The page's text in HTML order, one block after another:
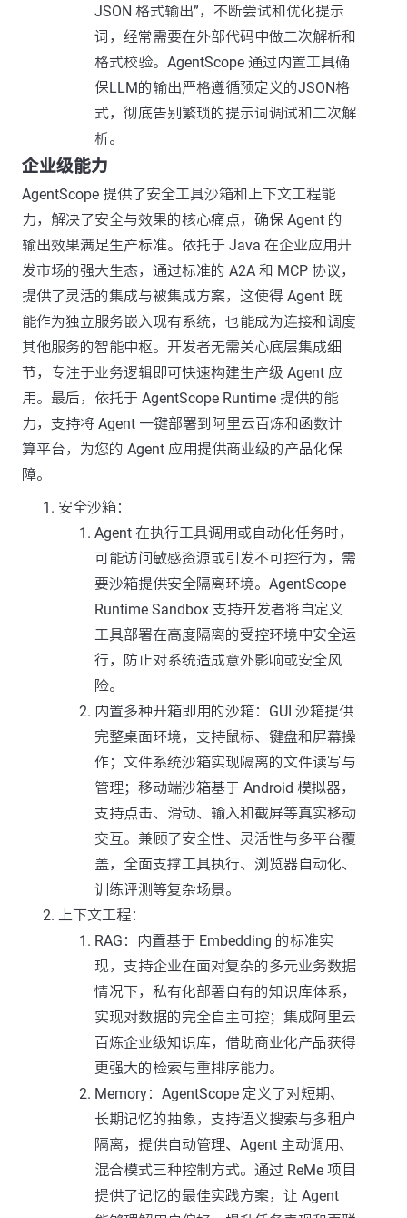
JSON 格式输出”，不断尝试和优化提示
词，经常需要在外部代码中做二次解析和
格式校验。AgentScope 通过内置工具确
保LLM的输出严格遵循预定义的JSON格
式，彻底告别繁琐的提示词调试和二次解
析。
企业级能力
AgentScope 提供了安全工具沙箱和上下文工程能
力，解决了安全与效果的核心痛点，确保 Agent 的
输出效果满足生产标准。依托于 Java 在企业应用开
发市场的强大生态，通过标准的 A2A 和 MCP 协议，
提供了灵活的集成与被集成方案，这使得 Agent 既
能作为独立服务嵌入现有系统，也能成为连接和调度
其他服务的智能中枢。开发者无需关心底层集成细
节，专注于业务逻辑即可快速构建生产级 Agent 应
用。最后，依托于 AgentScope Runtime 提供的能
力，支持将 Agent 一键部署到阿里云百炼和函数计
算平台，为您的 Agent 应用提供商业级的产品化保
障。
安全沙箱：
Agent 在执行工具调用或自动化任务时，
可能访问敏感资源或引发不可控行为，需
要沙箱提供安全隔离环境。AgentScope
Runtime Sandbox 支持开发者将自定义
工具部署在高度隔离的受控环境中安全运
行，防止对系统造成意外影响或安全风
险。
内置多种开箱即用的沙箱：GUI 沙箱提供
完整桌面环境，支持鼠标、键盘和屏幕操
作；文件系统沙箱实现隔离的文件读写与
管理；移动端沙箱基于 Android 模拟器，
支持点击、滑动、输入和截屏等真实移动
交互。兼顾了安全性、灵活性与多平台覆
盖，全面支撑工具执行、浏览器自动化、
训练评测等复杂场景。
上下文工程：
RAG：内置基于 Embedding 的标准实
现，支持企业在面对复杂的多元业务数据
情况下，私有化部署自有的知识库体系，
实现对数据的完全自主可控；集成阿里云
百炼企业级知识库，借助商业化产品获得
更强大的检索与重排序能力。
Memory：AgentScope 定义了对短期、
长期记忆的抽象，支持语义搜索与多租户
隔离，提供自动管理、Agent 主动调用、
混合模式三种控制方式。通过 ReMe 项目
提供了记忆的最佳实践方案，让 Agent